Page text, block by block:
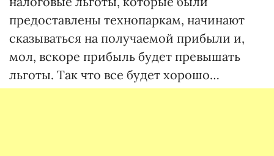
предоставлены технопаркам, начинают
сказываться на получаемой прибыли и,
мол, вскоре прибыль будет превышать
льготы. Так что все будет хорошо…